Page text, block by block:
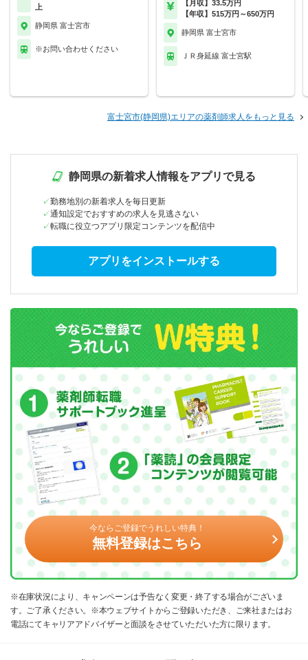
上
静岡県 富士宮市
※お問い合わせください
【月収】33.5万円
【年収】515万円～650万円
静岡県 富士宮市
ＪＲ身延線 富士宮駅
富士宮市(静岡県)エリアの薬剤師求人をもっと見る
静岡県の新着求人情報をアプリで見る
勤務地別の新着求人を毎日更新
通知設定でおすすめの求人を見逃さない
転職に役立つアプリ限定コンテンツを配信中
アプリをインストールする
今ならご登録でうれしい特典！
無料登録はこちら
※在庫状況により、キャンペーンは予告なく変更・終了する場合がございま
す。ご了承ください。※本ウェブサイトからご登録いただき、ご来社またはお
電話にてキャリアアドバイザーと面談をさせていただいた方に限ります。